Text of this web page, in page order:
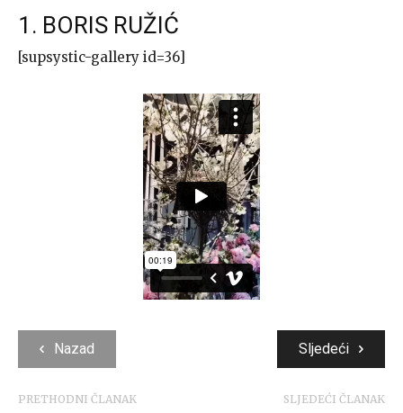
1. BORIS RUŽIĆ
[supsystic-gallery id=36]
Nazad Sljedeći
PRETHODNI ČLANAK SLJEDEĆI ČLANAK